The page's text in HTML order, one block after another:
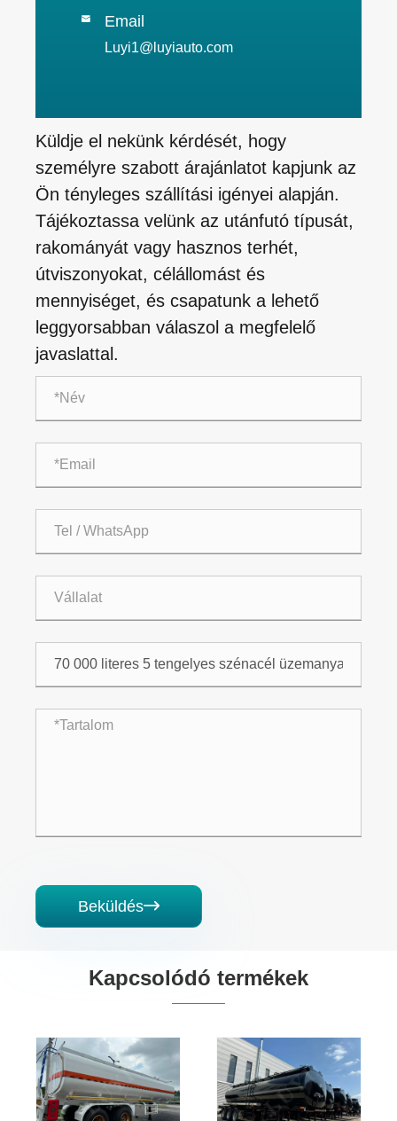
 Email
Luyi1@luyiauto.com
Küldje el nekünk kérdését, hogy
személyre szabott árajánlatot kapjunk az
Ön tényleges szállítási igényei alapján.
Tájékoztassa velünk az utánfutó típusát,
rakományát vagy hasznos terhét,
útviszonyokat, célállomást és
mennyiséget, és csapatunk a lehető
leggyorsabban válaszol a megfelelő
javaslattal.
Beküldés
Kapcsolódó termékek